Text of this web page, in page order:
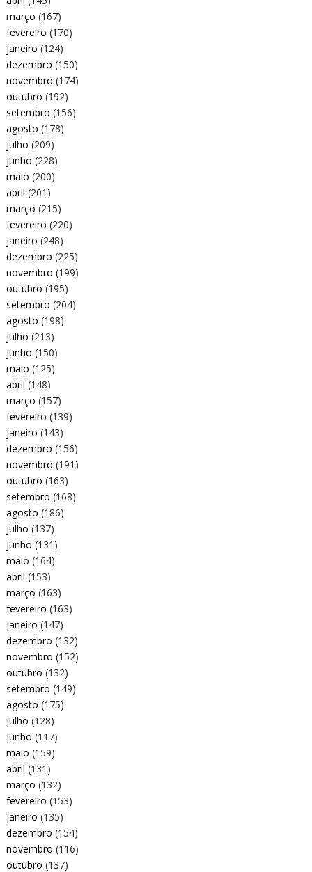
março (167)
fevereiro (170)
janeiro (124)
dezembro (150)
novembro (174)
outubro (192)
setembro (156)
agosto (178)
julho (209)
junho (228)
maio (200)
abril (201)
março (215)
fevereiro (220)
janeiro (248)
dezembro (225)
novembro (199)
outubro (195)
setembro (204)
agosto (198)
julho (213)
junho (150)
maio (125)
abril (148)
março (157)
fevereiro (139)
janeiro (143)
dezembro (156)
novembro (191)
outubro (163)
setembro (168)
agosto (186)
julho (137)
junho (131)
maio (164)
abril (153)
março (163)
fevereiro (163)
janeiro (147)
dezembro (132)
novembro (152)
outubro (132)
setembro (149)
agosto (175)
julho (128)
junho (117)
maio (159)
abril (131)
março (132)
fevereiro (153)
janeiro (135)
dezembro (154)
novembro (116)
outubro (137)